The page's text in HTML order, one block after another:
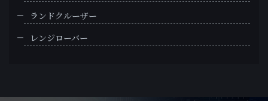
ランドクルーザー
レンジローバー